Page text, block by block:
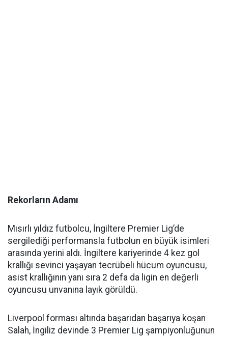
Rekorların Adamı
Mısırlı yıldız futbolcu, İngiltere Premier Lig’de
sergilediği performansla futbolun en büyük isimleri
arasında yerini aldı. İngiltere kariyerinde 4 kez gol
krallığı sevinci yaşayan tecrübeli hücum oyuncusu,
asist krallığının yanı sıra 2 defa da ligin en değerli
oyuncusu unvanına layık görüldü.
Liverpool forması altında başarıdan başarıya koşan
Salah, İngiliz devinde 3 Premier Lig şampiyonluğunun